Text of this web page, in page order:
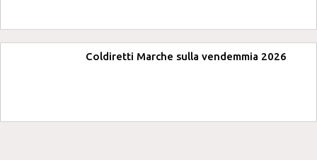
Coldiretti Marche sulla vendemmia 2026